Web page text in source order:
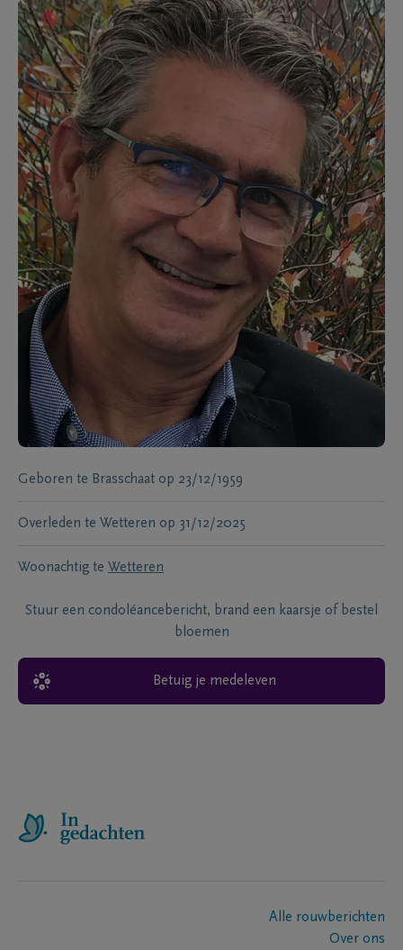
Geboren te Brasschaat op 23/12/1959
Overleden te Wetteren op 31/12/2025
Woonachtig te Wetteren
Stuur een condoléancebericht, brand een kaarsje of bestel
bloemen
Betuig je medeleven
Alle rouwberichten
Over ons